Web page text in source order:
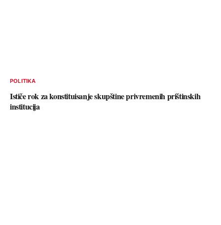
POLITIKA
Ističe rok za konstituisanje skupštine privremenih prištinskih
institucija